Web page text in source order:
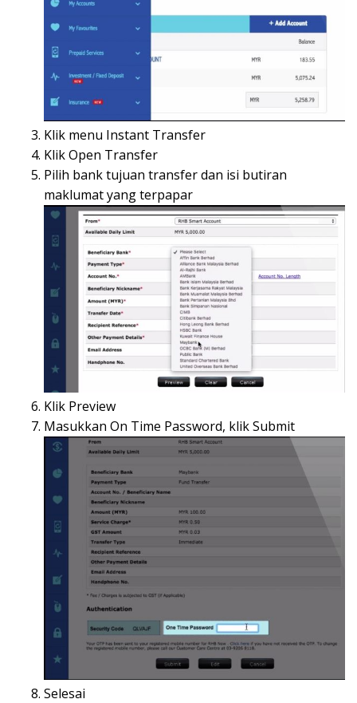
Klik menu Instant Transfer
Klik Open Transfer
Pilih bank tujuan transfer dan isi butiran
maklumat yang terpapar
Klik Preview
Masukkan On Time Password, klik Submit
Selesai